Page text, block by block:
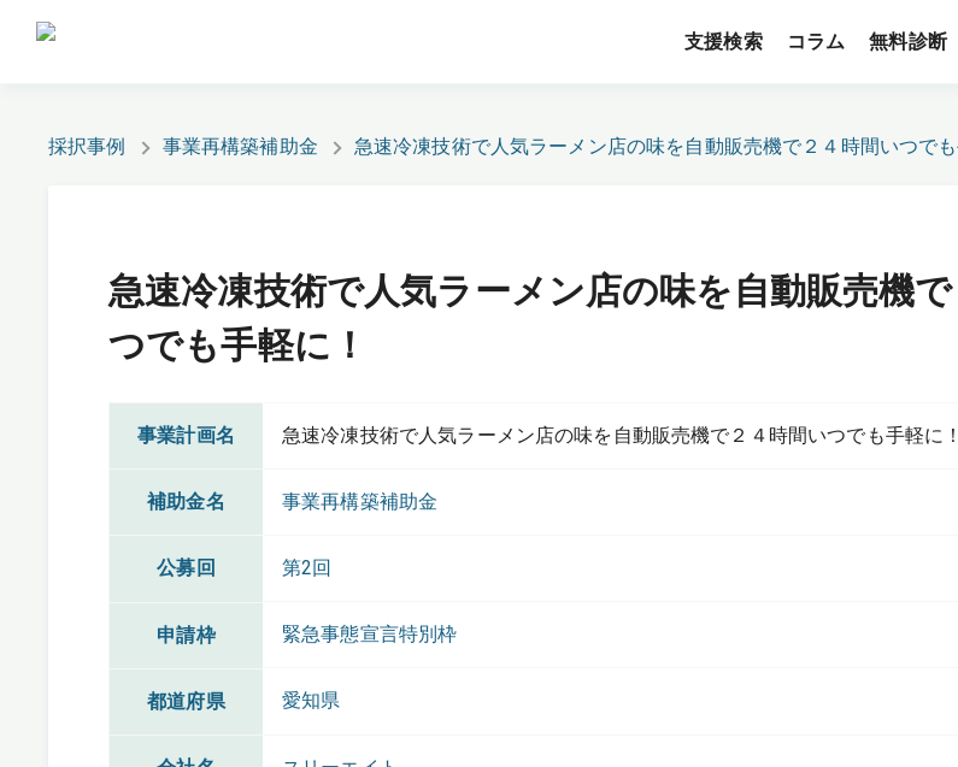
支援検索 コラム 無料診断
採択事例 事業再構築補助金 急速冷凍技術で人気ラーメン店の味を自動販売機で２４時間いつでも
急速冷凍技術で人気ラーメン店の味を自動販売機
つでも手軽に！
事業計画名 急速冷凍技術で人気ラーメン店の味を自動販売機で２４時間いつでも手軽に！
補助金名 事業再構築補助金
公募回 第2回
申請枠 緊急事態宣言特別枠
都道府県 愛知県